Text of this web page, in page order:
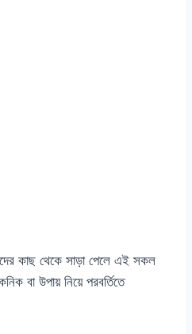
কাছ থেকে সাড়া পেলে এই সকল
বা উপায় নিয়ে পরবর্তিতে